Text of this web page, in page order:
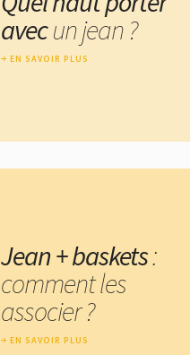
avecun jean ?
EN SAVOIR PLUS
Jean + baskets:
comment les
associer ?
EN SAVOIR PLUS